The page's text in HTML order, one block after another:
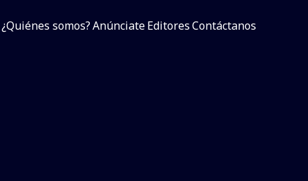
¿Quiénes somos?AnúnciateEditoresContáctanos